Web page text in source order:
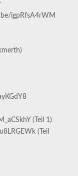
igpRfsA4rWM
(Teil 1)
(Teil